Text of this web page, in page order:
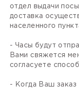
отдел выдачи
доставка
населенного
- Часы будут
Вами свяжется
согласуете
- Когда Ваш заказ